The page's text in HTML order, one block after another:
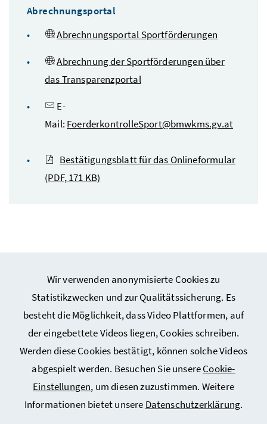
Wir verwenden anonymisierte Cookies zu
Statistikzwecken und zur Qualitätssicherung. Es
besteht die Möglichkeit, dass Video Plattformen, auf
der eingebettete Videos liegen, Cookies schreiben.
Werden diese Cookies bestätigt, können solche Videos
abgespielt werden. Besuchen Sie unsereCookie-
Einstellungen, um diesen zuzustimmen. Weitere
Informationen bietet unsere Datenschutzerklärung.
Abrechnungsportal
Abrechnungsportal Sportförderungen
Abrechnung der Sportförderungen über
das Transparenzportal
E-
Mail: FoerderkontrolleSport@bmwkms.gv.at
Bestätigungsblatt für das Onlineformular
(PDF, 171 KB)
Webseiten Kunst und Kultur
Webseiten Sport
Service